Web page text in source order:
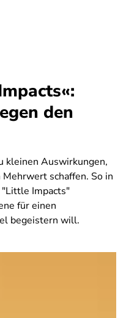
den
kleinen Auswirkungen,
schaffen. So in
Impacts"
für einen
begeistern will.